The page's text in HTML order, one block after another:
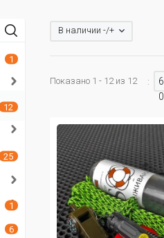
В наличии -/+
Показано 1 - 12 из 12 :
6
0
1
12
25
1
6